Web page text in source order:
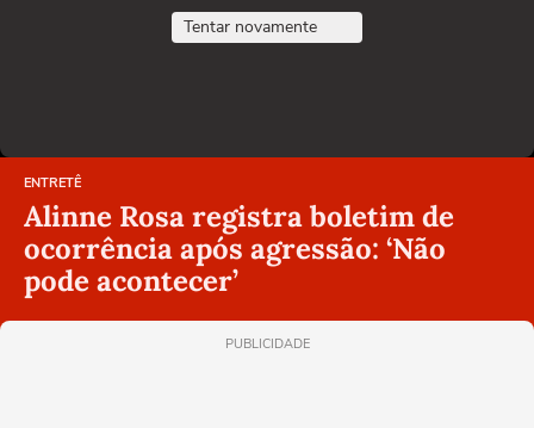
Tentar novamente
ENTRETÊ
Alinne Rosa registra boletim de
ocorrência após agressão: ‘Não
pode acontecer’
PUBLICIDADE